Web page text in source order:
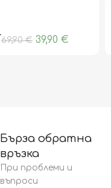
69,90€ 39,90 €
Бърза обратна
връзка
При проблеми и
въпроси